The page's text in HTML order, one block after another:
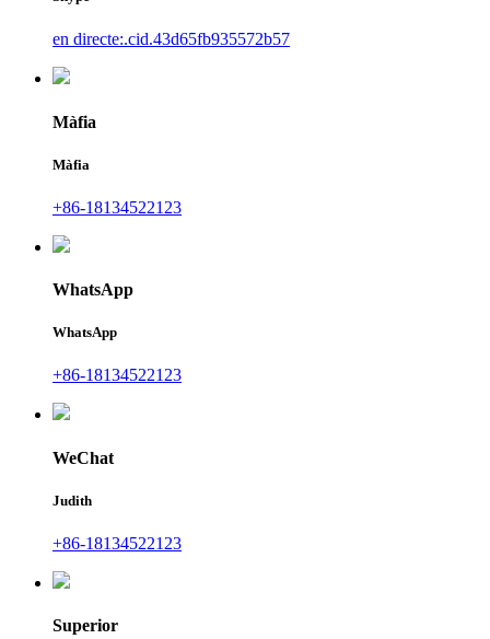
en directe:.cid.43d65fb935572b57
Màfia
Màfia
+86-18134522123
WhatsApp
WhatsApp
+86-18134522123
WeChat
Judith
+86-18134522123
Superior